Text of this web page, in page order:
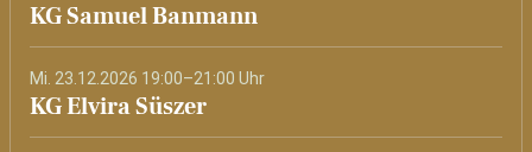
KG Samuel Banmann
Mi. 23.12.2026 19:00–21:00 Uhr
KG Elvira Süszer